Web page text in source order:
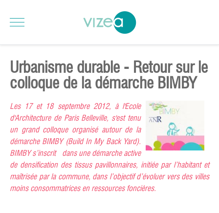
Urbanisme durable - Retour sur le
colloque de la démarche BIMBY
Les 17 et 18 septembre 2012, à l'Ecole
d'Architecture de Paris Belleville, s'est tenu
un grand colloque organisé autour de la
démarche BIMBY (Build In My Back Yard).
BIMBY s’inscrit dans une démarche active
de densification des tissus pavillonnaires, initiée par l’habitant et
maîtrisée par la commune, dans l’objectif d’évoluer vers des villes
moins consommatrices en ressources foncières.